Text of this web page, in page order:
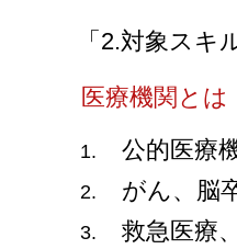
「2.対象スキ
医療機関とは
公的医療
がん、脳
救急医療